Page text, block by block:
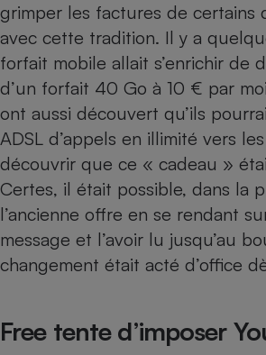
grimper les factures de certains
avec cette tradition. Il y a
forfait mobile allait s’enrichir de
d’un forfait 40 Go à 10 € par
ont aussi découvert qu’ils
ADSL d’appels en illimité vers
découvrir que ce « cadeau »
Certes, il était possible, dans la
l’ancienne offre en se rendant
message et l’avoir lu jusqu’au
changement était acté d’office
Free tente d’imposer
Tous les comparateurs
Toutes les cartes interactives
Speedtest -
connexion